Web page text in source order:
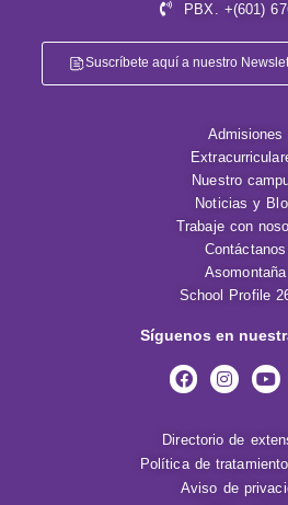
PBX. +(601)
Suscríbete aquí a nuestro
Admisiones
Nuestro
Noticias y
Trabaje con
Contáctanos
Asomontaña
School Profile
Síguenos en
Directorio de
Política de
Aviso de